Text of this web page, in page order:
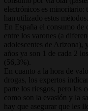
electrónicos es minoritario:
han utilizado estos métodos.
En España el consumo de
entre los varones (a
adolescentes de Arizona),
años ya son 1 de cada 2
(56,3%).
En cuanto a la hora de
drogas, los expertos
parte los riesgos, pero les
como son la evasión y la
hay que asegurar que les